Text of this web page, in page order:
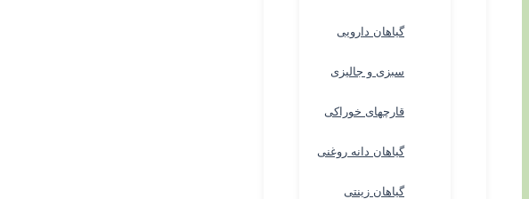
گیاهان دارویی
سبزی و جالیزی
قارچهای خوراکی
گیاهان دانه روغنی
گیاهان زینتی